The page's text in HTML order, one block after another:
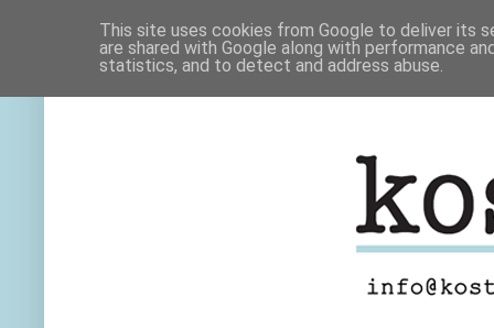
This site uses cookies from Google to deliver its
are shared with Google along with performance
statistics, and to detect and address abuse.